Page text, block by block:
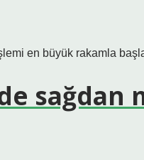
en büyük rakamla
sağdan